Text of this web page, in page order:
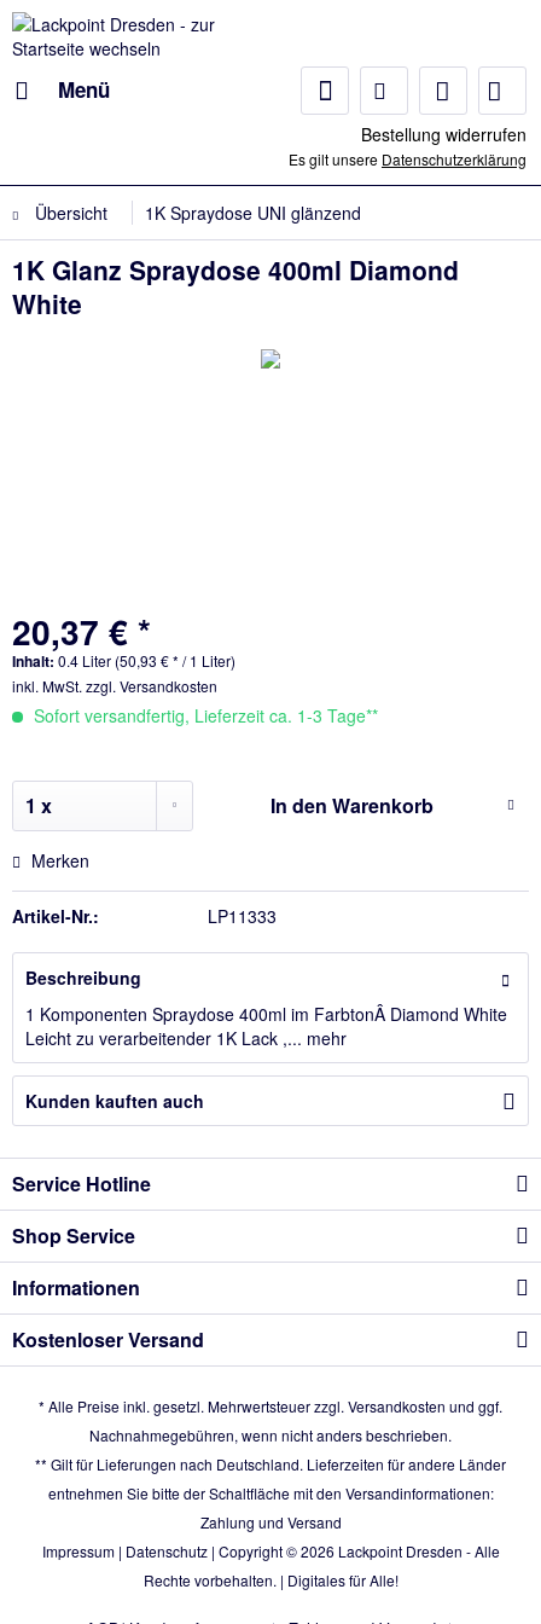
Menü
Bestellung widerrufen
Es gilt unsere Datenschutzerklärung
Übersicht 1K Spraydose UNI glänzend
1K Glanz Spraydose 400ml Diamond
White
20,37 € *
Inhalt: 0.4 Liter (50,93 € * / 1 Liter)
inkl. MwSt. zzgl. Versandkosten
Sofort versandfertig, Lieferzeit ca. 1-3 Tage**
In den Warenkorb
Merken
Artikel-Nr.: LP11333
Beschreibung
1 Komponenten Spraydose 400ml im FarbtonÂ Diamond White
Leicht zu verarbeitender 1K Lack ,... mehr
Kunden kauften auch
Service Hotline
Shop Service
Informationen
Kostenloser Versand
* Alle Preise inkl. gesetzl. Mehrwertsteuer zzgl. Versandkosten und ggf.
Nachnahmegebühren, wenn nicht anders beschrieben.
** Gilt für Lieferungen nach Deutschland. Lieferzeiten für andere Länder
entnehmen Sie bitte der Schaltfläche mit den Versandinformationen:
Zahlung und Versand
Impressum| Datenschutz| Copyright © 2026 Lackpoint Dresden - Alle
Rechte vorbehalten. | Digitales für Alle!